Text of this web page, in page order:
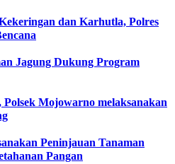
dan Karhutla, Polres
Jagung Dukung Program
Mojowarno melaksanakan
Peninjauan Tanaman
Pangan